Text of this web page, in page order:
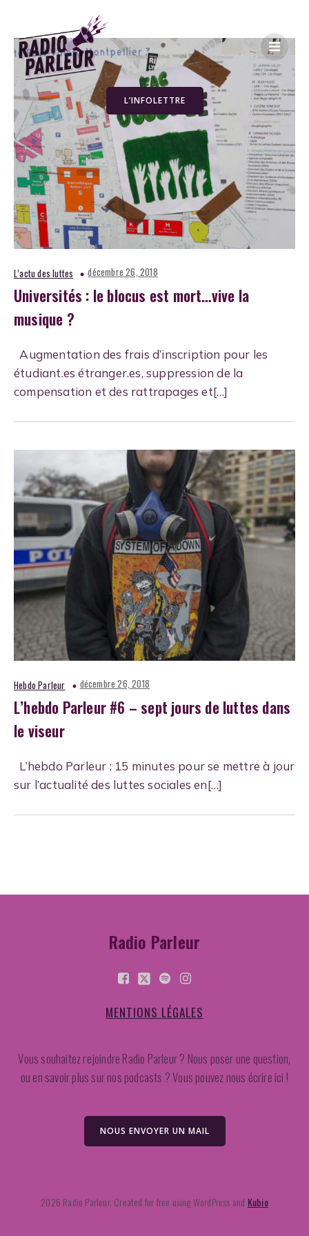
L’INFOLETTRE
L’actu des luttes décembre 26, 2018
Universités : le blocus est mort…vive la
musique ?
Augmentation des frais d’inscription pour les
étudiant.es étranger.es, suppression de la
compensation et des rattrapages et[…]
Hebdo Parleur décembre 26, 2018
L’hebdo Parleur #6 – sept jours de luttes dans
le viseur
L’hebdo Parleur : 15 minutes pour se mettre à jour
sur l’actualité des luttes sociales en[…]
Radio Parleur
MENTIONS LÉGALES
Vous souhaitez rejoindre Radio Parleur ? Nous poser une question,
ou en savoir plus sur nos podcasts ? Vous pouvez nous écrire ici !
NOUS ENVOYER UN MAIL
2026 Radio Parleur. Created for free using WordPress and Kubio